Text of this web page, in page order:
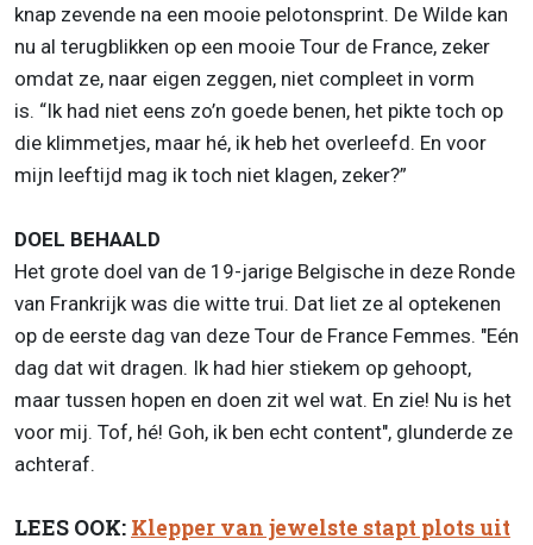
knap zevende na een mooie pelotonsprint. De Wilde kan
nu al terugblikken op een mooie Tour de France, zeker
omdat ze, naar eigen zeggen, niet compleet in vorm
is. “Ik had niet eens zo’n goede benen, het pikte toch op
die klimmetjes, maar hé, ik heb het overleefd. En voor
mijn leeftijd mag ik toch niet klagen, zeker?”
DOEL BEHAALD
Het grote doel van de 19-jarige Belgische in deze Ronde
van Frankrijk was die witte trui. Dat liet ze al optekenen
op de eerste dag van deze Tour de France Femmes. "Eén
dag dat wit dragen. Ik had hier stiekem op gehoopt,
maar tussen hopen en doen zit wel wat. En zie! Nu is het
voor mij. Tof, hé! Goh, ik ben echt content", glunderde ze
achteraf.
LEES OOK: Klepper van jewelste stapt plots uit